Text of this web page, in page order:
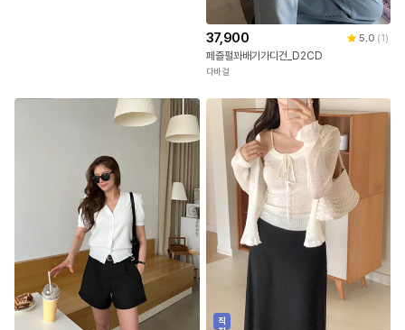
37,900 5.0 (1)
페즐펄꽈배기가디건_D2CD
다바걸
직